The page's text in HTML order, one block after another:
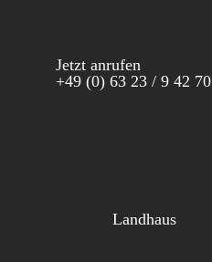
Jetzt anrufen
+49 (0) 63 23 / 9 42 70
Landhaus